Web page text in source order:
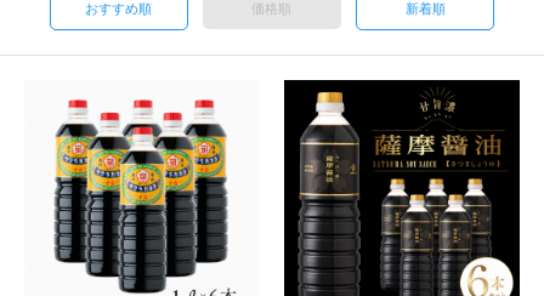
おすすめ順 価格順 新着順